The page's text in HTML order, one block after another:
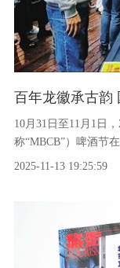
10月31日至11月1日
称“MBCB”）啤酒节
天的精酿嘉年华，不
2025-11-13 19:25:59